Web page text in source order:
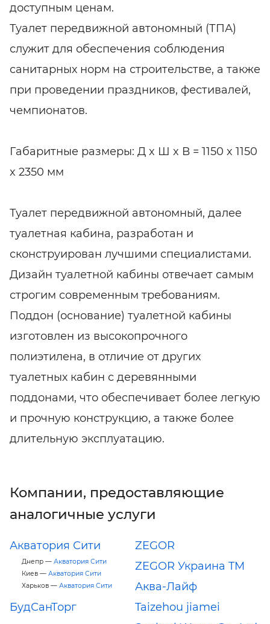
доступным ценам.
Туалет передвижной автономный (ТПА)
служит для обеспечения соблюдения
санитарных норм на строительстве, а также
при проведении праздников, фестивалей,
чемпионатов.
Габаритные размеры: Д x Ш x В = 1150 x 1150
x 2350 мм
Туалет передвижной автономный, далее
туалетная кабина, разработан и
сконструирован лучшими специалистами.
Дизайн туалетной кабины отвечает самым
строгим современным требованиям.
Поддон (основание) туалетной кабины
изготовлен из высокопрочного
полиэтилена, в отличие от других
туалетных кабин с деревянными
поддонами, что обеспечивает более легкую
и прочную конструкцию, а также более
длительную эксплуатацию.
Компании, предоставляющие
аналогичные услуги
Акватория Сити
Днепр — Акватория Сити
Киев — Акватория Сити
Харьков — Акватория Сити
ZEGOR
ZEGOR Украина TM
Аква-Лайф
БудСанТорг
Taizehou jiamei